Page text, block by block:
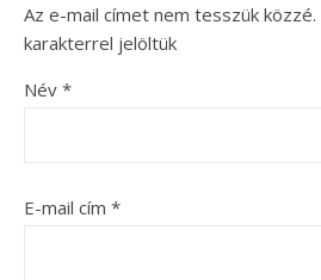
Az e-mail címet nem tesszük közzé.
karakterrel jelöltük
Név *
E-mail cím *